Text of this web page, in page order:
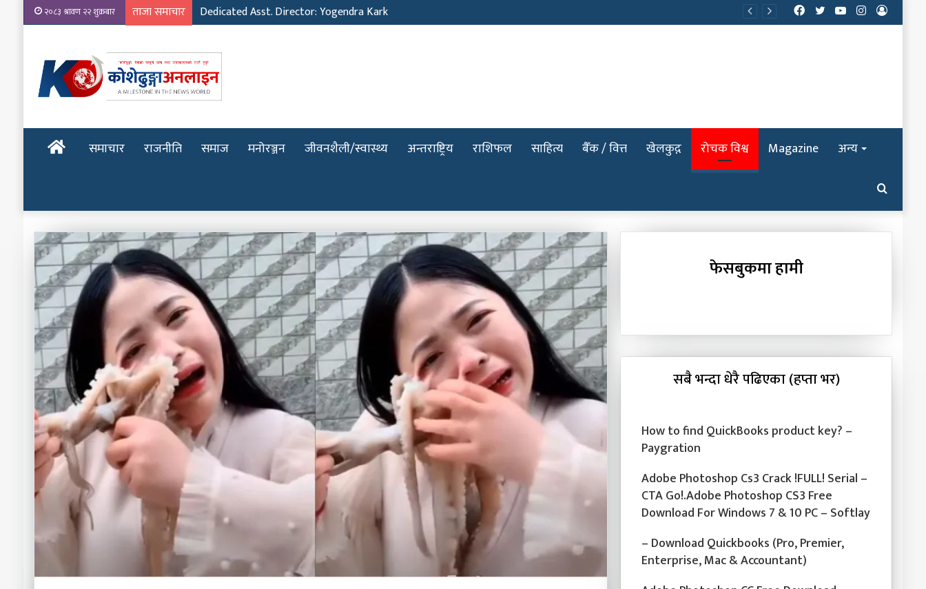
२०८३ श्रावण २२ शुक्रबार ताजा समाचार Dedicated Asst. Director: Yogendra Kark
Log
Instagram
YouTube
Twitter
Facebook
होमपेजसमाचार राजनीति समाज मनोरञ्जन जीवनशैली/स्वास्थ्य अन्तराष्ट्रिय राशिफल साहित्य बैँक / वित्त खेलकुद़़ रोचक विश्व Magazine अन्य
Search
for
फेसबुकमा हामी
सबै भन्दा धेरै पढिएका (हप्ता भर)
How to find QuickBooks product key? –
Paygration
Adobe Photoshop Cs3 Crack !FULL! Serial –
CTA Go!.Adobe Photoshop CS3 Free
Download For Windows 7 & 10 PC – Softlay
– Download Quickbooks (Pro, Premier,
Enterprise, Mac & Accountant)